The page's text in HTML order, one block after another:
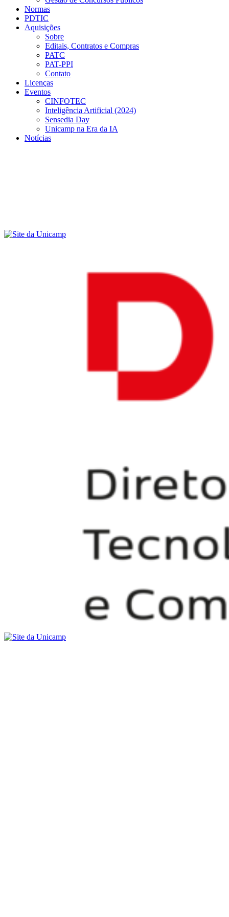
Normas
PDTIC
Aquisições
Sobre
Editais, Contratos e Compras
PATC
PAT-PPI
Contato
Licenças
Eventos
CINFOTEC
Inteligência Artificial (2024)
Sensedia Day
Unicamp na Era da IA
Notícias